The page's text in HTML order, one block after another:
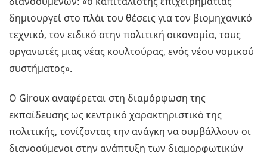
δημιουργεί στο πλάι του θέσεις για τον βιομηχανικό
τεχνικό, τον ειδικό στην πολιτική οικονομία, τους
οργανωτές μιας νέας κουλτούρας, ενός νέου νομικού
συστήματος».
Ο Giroux αναφέρεται στη διαμόρφωση της
εκπαίδευσης ως κεντρικό χαρακτηριστικό της
πολιτικής, τονίζοντας την ανάγκη να συμβάλλουν οι
διανοούμενοι στην ανάπτυξη των διαμορφωτικών